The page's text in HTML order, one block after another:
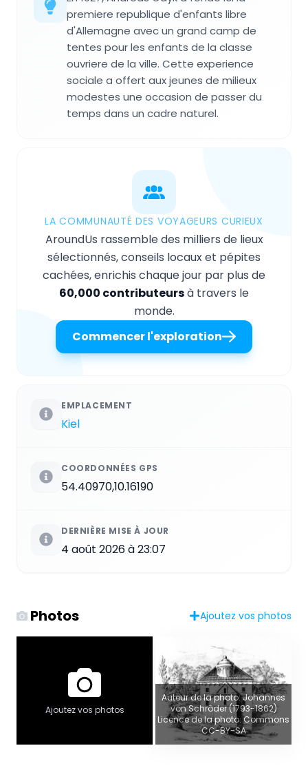
premiere republique d'enfants libre
d'Allemagne avec un grand camp de
tentes pour les enfants de la classe
ouvriere de la ville. Cette experience
sociale a offert aux jeunes de milieux
modestes une occasion de passer du
temps dans un cadre naturel.
LA COMMUNAUTÉ DES VOYAGEURS CURIEUX
AroundUs rassemble des milliers de lieux
sélectionnés, conseils locaux et pépites
cachées, enrichis chaque jour par plus de
60,000 contributeursà travers le
monde.
Commencer l'exploration
EMPLACEMENT
Kiel
COORDONNÉES GPS
54.40970,10.16190
DERNIÈRE MISE À JOUR
4 août 2026 à 23:07
Photos Ajoutez vos photos
Ajoutez vos photos
Auteur de la photo: Johannes
von Schröder (1793-1862)
Licence de la photo: Commons
CC-BY-SA